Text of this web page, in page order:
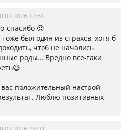
17:51
спасибо 😍
был один из страхов, хотя б
чтоб не начались
роды... Вредно все-таки
положительный настрой,
Люблю позитивных